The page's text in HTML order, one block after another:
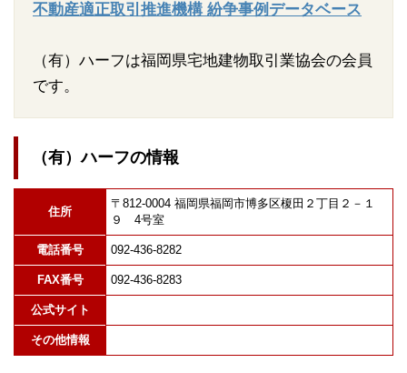
不動産適正取引推進機構 紛争事例データベース
（有）ハーフは福岡県宅地建物取引業協会の会員
です。
（有）ハーフの情報
住所
〒812-0004 福岡県福岡市博多区榎田２丁目２－１
９ 4号室
電話番号 092-436-8282
FAX番号 092-436-8283
公式サイト
その他情報